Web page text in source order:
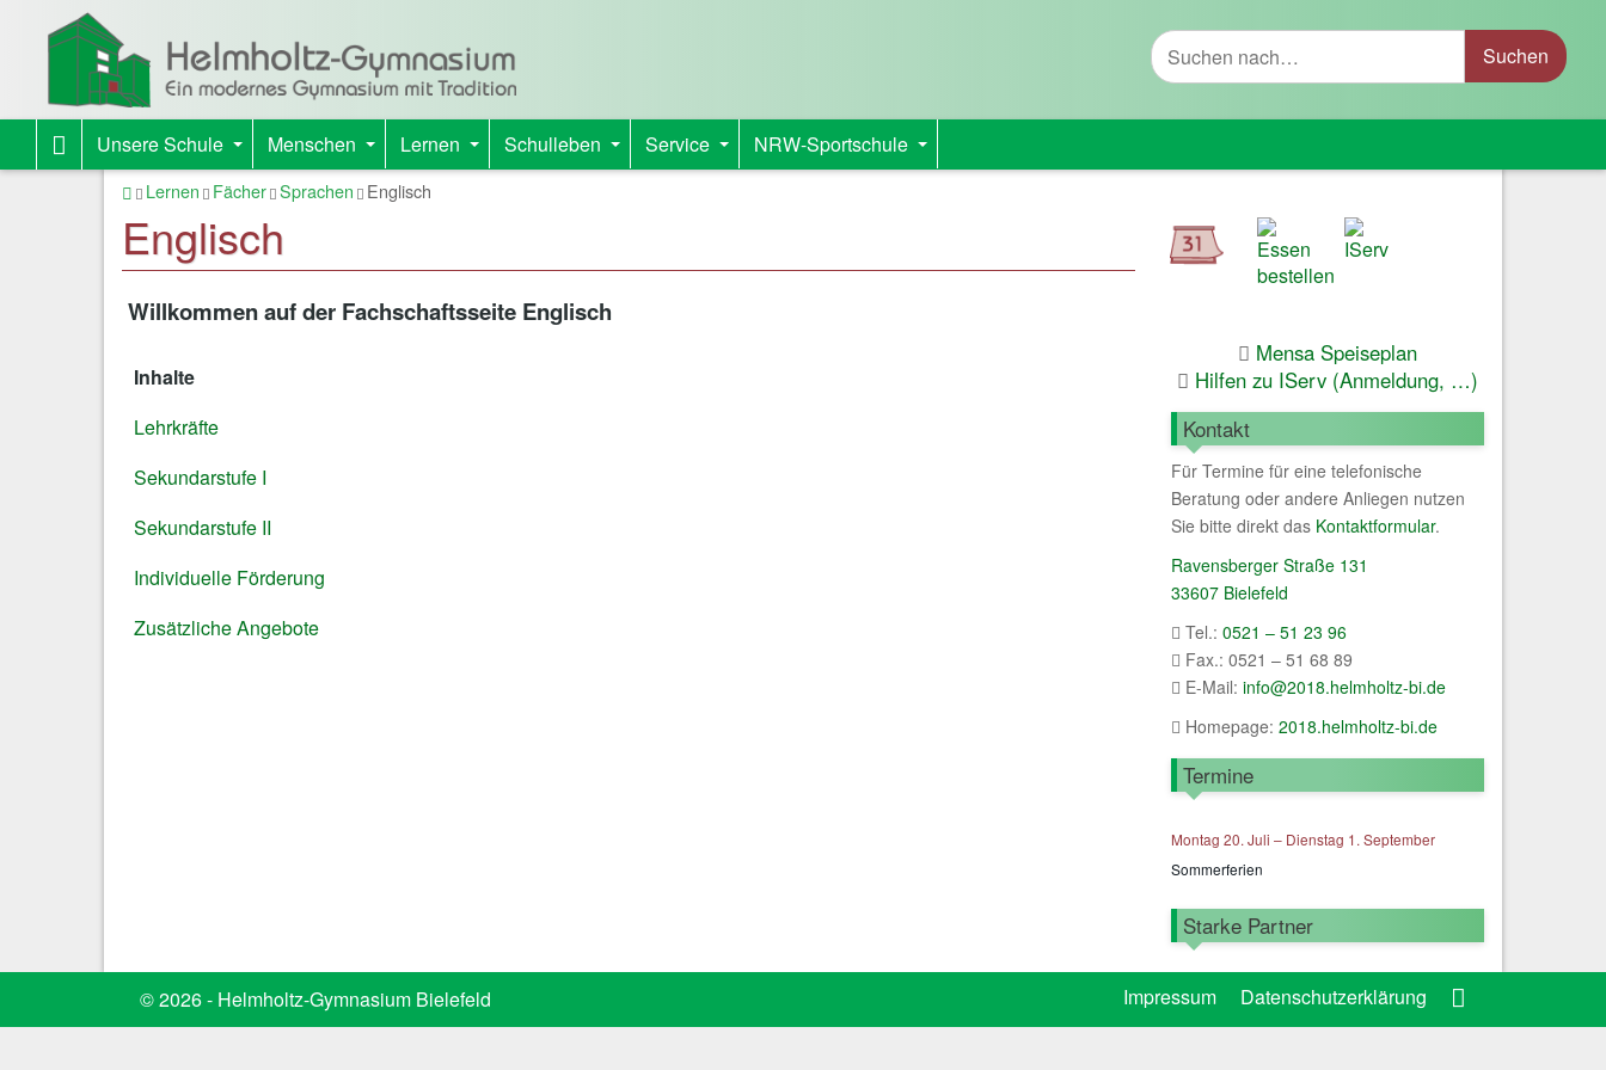
Suche
+
Unsere Schule
+
Menschen
+
Lernen
+
Schulleben
+
Service
+
NRW-Sportschule
Startseite
Lernen Fächer Sprachen Englisch
Englisch
Willkommen auf der Fachschaftsseite Englisch
Inhalte
Lehrkräfte
Sekundarstufe I
Sekundarstufe II
Individuelle Förderung
Zusätzliche Angebote
Mensa Speiseplan
Hilfen zu IServ (Anmeldung, …)
Kontakt
Für Termine für eine telefonische
Beratung oder andere Anliegen nutzen
Sie bitte direkt das Kontaktformular.
Ravensberger Straße 131
33607 Bielefeld
Tel.: 0521 – 51 23 96
Fax.: 0521 – 51 68 89
E-Mail: info@2018.helmholtz-bi.de
Homepage: 2018.helmholtz-bi.de
Termine
Montag 20. Juli – Dienstag 1. September
Sommerferien
Starke Partner
© 2026 - Helmholtz-Gymnasium Bielefeld Impressum Datenschutzerklärung